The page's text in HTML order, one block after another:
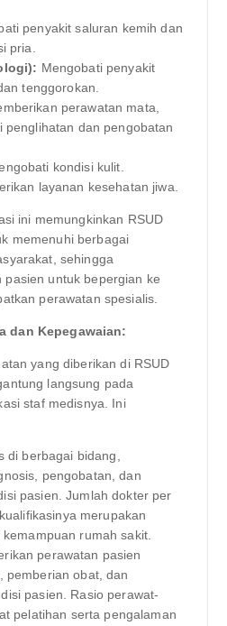
penyakit saluran kemih dan
pria.
Mengobati penyakit
tenggorokan.
perawatan mata,
penglihatan dan pengobatan
kondisi kulit.
layanan kesehatan jiwa.
ini memungkinkan RSUD
memenuhi berbagai
sehingga
pasien untuk bepergian ke
perawatan spesialis.
dan Kepegawaian:
yang diberikan di RSUD
langsung pada
staf medisnya. Ini
di berbagai bidang,
pengobatan, dan
pasien. Jumlah dokter per
merupakan
rumah sakit.
perawatan pasien
pemberian obat, dan
pasien. Rasio perawat-
pelatihan serta pengalaman